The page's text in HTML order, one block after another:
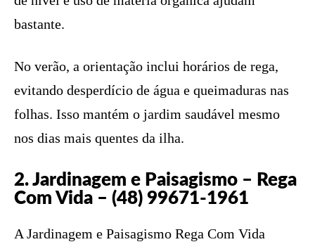
bastante.
No verão, a orientação inclui horários de rega,
evitando desperdício de água e queimaduras nas
folhas. Isso mantém o jardim saudável mesmo
nos dias mais quentes da ilha.
2. Jardinagem e Paisagismo – Rega
Com Vida – (48) 99671-1961
A Jardinagem e Paisagismo Rega Com Vida